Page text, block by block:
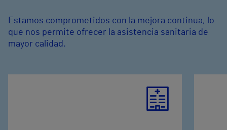
Estamos comprometidos con la mejora continua, lo
que nos permite ofrecer la asistencia sanitaria de
mayor calidad.